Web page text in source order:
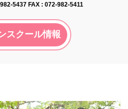
5437 FAX : 072-982-5411
スクール情報